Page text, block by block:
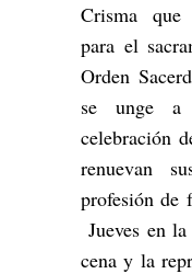
Crisma que
para el
Orden
se unge a
celebración
renuevan
profesión de
Jueves en
cena y la